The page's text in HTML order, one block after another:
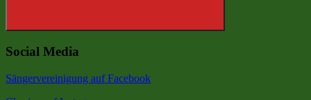
Suchen
Social Media
Sängervereinigung auf Facebook